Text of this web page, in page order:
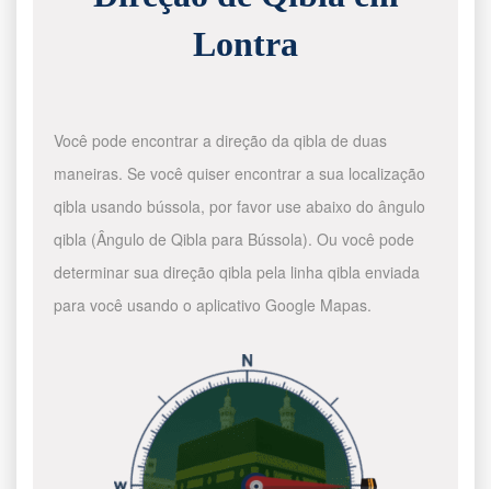
Lontra
Você pode encontrar a direção da qibla de duas
maneiras. Se você quiser encontrar a sua localização
qibla usando bússola, por favor use abaixo do ângulo
qibla (Ângulo de Qibla para Bússola). Ou você pode
determinar sua direção qibla pela linha qibla enviada
para você usando o aplicativo Google Mapas.